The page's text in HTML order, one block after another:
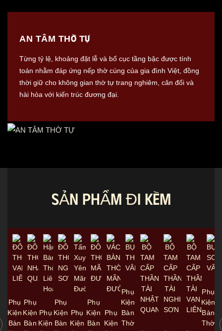
AN TÂM THỜ TỰ
Từng tỷ lệ, khoảng đặt lễ và bố cục tầng bậc được tính
toán nhằm đáp ứng nếp thờ cúng của gia đình Việt, đồng
thời giữ cho không gian thờ tự trang nghiêm, cân đối và
hài hòa với kiến trúc đương đại.
SẢN PHẨM ĐI KÈM
Phụ
Kiện
Bàn
Phụ
Kiện
Bàn
Phụ
Kiện
Phụ
Kiện
Bàn
Phụ
Kiện
Phụ
Kiện
Bàn
Phụ
Kiện
Phụ
Kiện
Bàn
Thờ
Phụ
Kiện
Bàn
Thờ